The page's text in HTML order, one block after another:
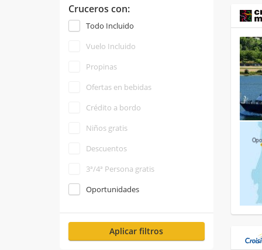
Cruceros con:
Todo Incluido
Vuelo Incluido
Propinas
Ofertas en bebidas
Crédito a bordo
Niños gratis
Descuentos
3ª/4ª Persona gratis
Oportunidades
Aplicar filtros